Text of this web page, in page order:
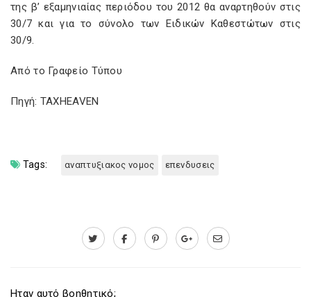
της β’ εξαμηνιαίας περιόδου του 2012 θα αναρτηθούν στις
30/7 και για το σύνολο των Ειδικών Καθεστώτων στις
30/9.
Από το Γραφείο Τύπου
Πηγή: TAXHEAVEN
Tags: αναπτυξιακος νομος επενδυσεις
Ηταν αυτό βοηθητικό;